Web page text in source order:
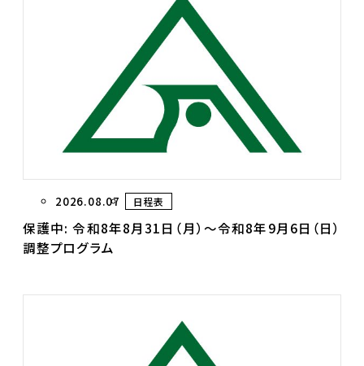
2026.08.07 日程表
保護中: 令和8年8月31日（月）～令和8年9月6日（日）
調整プログラム